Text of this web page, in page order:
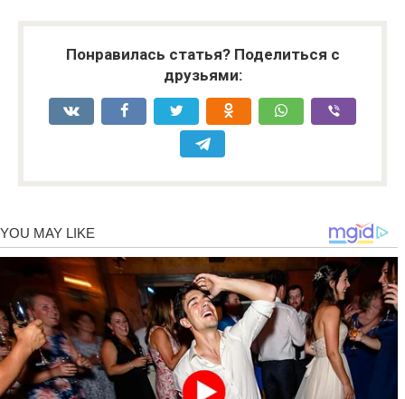
Понравилась статья? Поделиться с
друзьями: